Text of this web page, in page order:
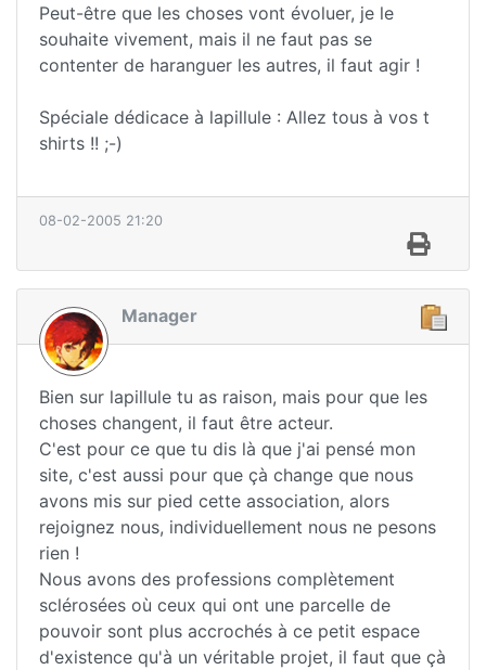
Peut-être que les choses vont évoluer, je le
souhaite vivement, mais il ne faut pas se
contenter de haranguer les autres, il faut agir !
Spéciale dédicace à lapillule : Allez tous à vos t
shirts !! ;-)
08-02-2005 21:20
Manager
Bien sur lapillule tu as raison, mais pour que les
choses changent, il faut être acteur.
C'est pour ce que tu dis là que j'ai pensé mon
site, c'est aussi pour que çà change que nous
avons mis sur pied cette association, alors
rejoignez nous, individuellement nous ne pesons
rien !
Nous avons des professions complètement
sclérosées où ceux qui ont une parcelle de
pouvoir sont plus accrochés à ce petit espace
d'existence qu'à un véritable projet, il faut que çà